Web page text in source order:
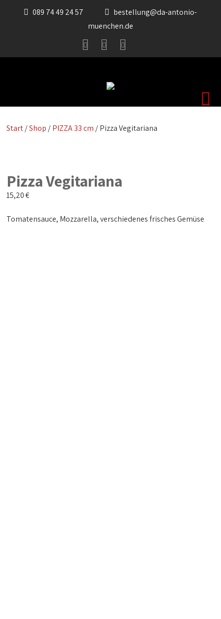
089 74 49 24 57
bestellung@da-antonio-
muenchen.de
Start/Shop /PIZZA 33 cm / Pizza Vegitariana
Pizza Vegitariana
15,20€
Tomatensauce, Mozzarella, verschiedenes frisches Gemüse